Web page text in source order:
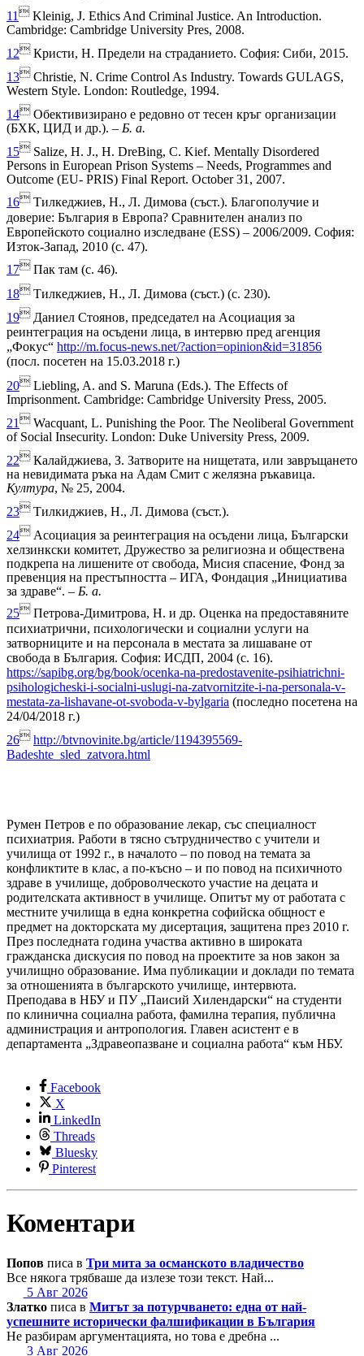
11  Kleinig, J. Ethics And Criminal Justice. An Introduction.
Cambridge: Cambridge University Pres, 2008.
12Кристи, Н. Предели на страданието. София: Сиби, 2015.
13 Christie, N. Crime Control As Industry. Towards GULAGS,
Western Style. London: Routledge, 1994.
14 Обективизирано е редовно от тесен кръг организации
(БХК, ЦИД и др.). – Б. а.
15 Salize, H. J., H. DreBing, C. Kief. Mentally Disordered
Persons in European Prison Systems – Needs, Programmes and
Outcome (EU- PRIS) Final Report. October 31, 2007.
16 Тилкеджиев, Н., Л. Димова (съст.). Благополучие и
доверие: България в Европа? Сравнителен анализ по
Европейското социално изследване (ESS) – 2006/2009. София:
Изток-Запад, 2010 (с. 47).
17Пак там (с. 46).
18Тилкеджиев, Н., Л. Димова (съст.) (с. 230).
19Даниел Стоянов, председател на Асоциация за
реинтеграция на осъдени лица, в интервю пред агенция
„Фокус“ http://m.focus-news.net/?action=opinion&id=31856
(посл. посетен на 15.03.2018 г.)
20Liebling, A. and S. Maruna (Eds.). The Effects of
Imprisonment. Cambridge: Cambridge University Press, 2005.
21 Wacquant, L. Punishing the Poor. The Neoliberal Government
of Social Insecurity. London: Duke University Press, 2009.
22 Калайджиева, З. Затворите на нищетата, или завръщането
на невидимата ръка на Адам Смит с желязна ръкавица.
Култура, № 25, 2004.
23Тилкиджиев, Н., Л. Димова (съст.).
24Асоциация за реинтеграция на осъдени лица, Български
хелзинкски комитет, Дружество за религиозна и обществена
подкрепа на лишените от свобода, Мисия спасение, Фонд за
превенция на престъпността – ИГА, Фондация „Инициатива
за здраве“. – Б. а.
25Петрова-Димитрова, Н. и др. Оценка на предоставяните
психиатрични, психологически и социални услуги на
затворниците и на персонала в местата за лишаване от
свобода в България. София: ИСДП, 2004 (с. 16).
https://sapibg.org/bg/book/ocenka-na-predostavenite-psihiatrichni-
psihologicheski-i-socialni-uslugi-na-zatvornitzite-i-na-personala-v-
mestata-za-lishavane-ot-svoboda-v-bylgaria (последно посетена на
24/04/2018 г.)
26 http://btvnovinite.bg/article/1194395569-
Badeshte_sled_zatvora.html
Румен Петров е по образование лекар, със специалност
психиатрия. Работи в тясно сътрудничество с учители и
училища от 1992 г., в началото – по повод на темата за
конфликтите в клас, а по-късно – и по повод на психичното
здраве в училище, доброволческото участие на децата и
родителската активност в училище. Опитът му от работата с
местните училища в една конкретна софийска общност е
предмет на докторската му дисертация, защитена през 2010 г.
През последната година участва активно в широката
гражданска дискусия по повод на проектите за нов закон за
училищно образование. Има публикации и доклади по темата
за отношенията в българското училище, интервюта.
Преподава в НБУ и ПУ „Паисий Хилендарски“ на студенти
по клинична социална работа, фамилна терапия, публична
администрация и антропология. Главен асистент е в
департамента „Здравеопазване и социална работа“ към НБУ.
Facebook
X
LinkedIn
Threads
Bluesky
Pinterest
Коментари
Попов писа в Три мита за османското владичество
Все някога трябваше да излезе този текст. Най...
5 Авг 2026
Златко писа в Митът за потурчването: една от най-
успешните исторически фалшификации в България
Не разбирам аргументацията, но това е дребна ...
3 Авг 2026